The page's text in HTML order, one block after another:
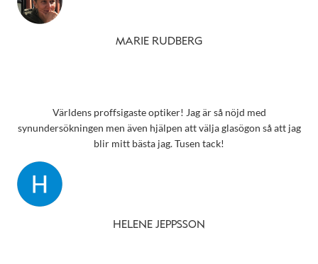
MARIE RUDBERG
Världens proffsigaste optiker! Jag är så nöjd med
synundersökningen men även hjälpen att välja glasögon så att jag
blir mitt bästa jag. Tusen tack!
HELENE JEPPSSON